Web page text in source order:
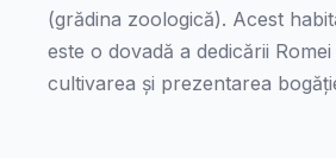
(grădina zoologică). Acest
este o dovadă a dedicării
cultivarea și prezentarea